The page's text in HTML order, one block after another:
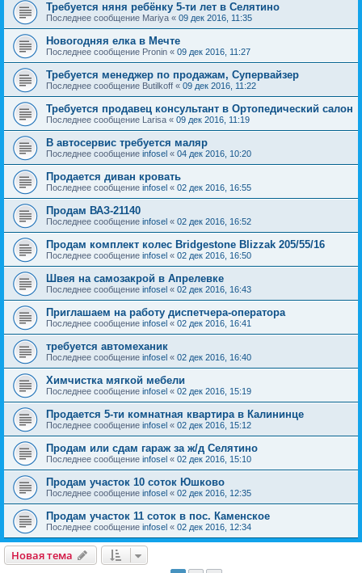
Требуется няня ребёнку 5-ти лет в Селятино
Последнее сообщение Mariya « 09 дек 2016, 11:35
Новогодняя елка в Мечте
Последнее сообщение Pronin « 09 дек 2016, 11:27
Требуется менеджер по продажам, Супервайзер
Последнее сообщение Butilkoff « 09 дек 2016, 11:22
Требуется продавец консультант в Ортопедический салон
Последнее сообщение Larisa « 09 дек 2016, 11:19
В автосервис требуется маляр
Последнее сообщение infosel « 04 дек 2016, 10:20
Продается диван кровать
Последнее сообщение infosel « 02 дек 2016, 16:55
Продам ВАЗ-21140
Последнее сообщение infosel « 02 дек 2016, 16:52
Продам комплект колес Bridgestone Blizzak 205/55/16
Последнее сообщение infosel « 02 дек 2016, 16:50
Швея на самозакрой в Апрелевке
Последнее сообщение infosel « 02 дек 2016, 16:43
Приглашаем на работу диспетчера-оператора
Последнее сообщение infosel « 02 дек 2016, 16:41
требуется автомеханик
Последнее сообщение infosel « 02 дек 2016, 16:40
Химчистка мягкой мебели
Последнее сообщение infosel « 02 дек 2016, 15:19
Продается 5-ти комнатная квартира в Калининце
Последнее сообщение infosel « 02 дек 2016, 15:12
Продам или сдам гараж за ж/д Селятино
Последнее сообщение infosel « 02 дек 2016, 15:10
Продам участок 10 соток Юшково
Последнее сообщение infosel « 02 дек 2016, 12:35
Продам участок 11 соток в пос. Каменское
Последнее сообщение infosel « 02 дек 2016, 12:34
Новая тема